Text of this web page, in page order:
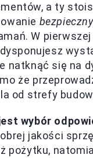
a ty
W
natknąć się na
że
od strefy
wybór
jakości
pożytku,